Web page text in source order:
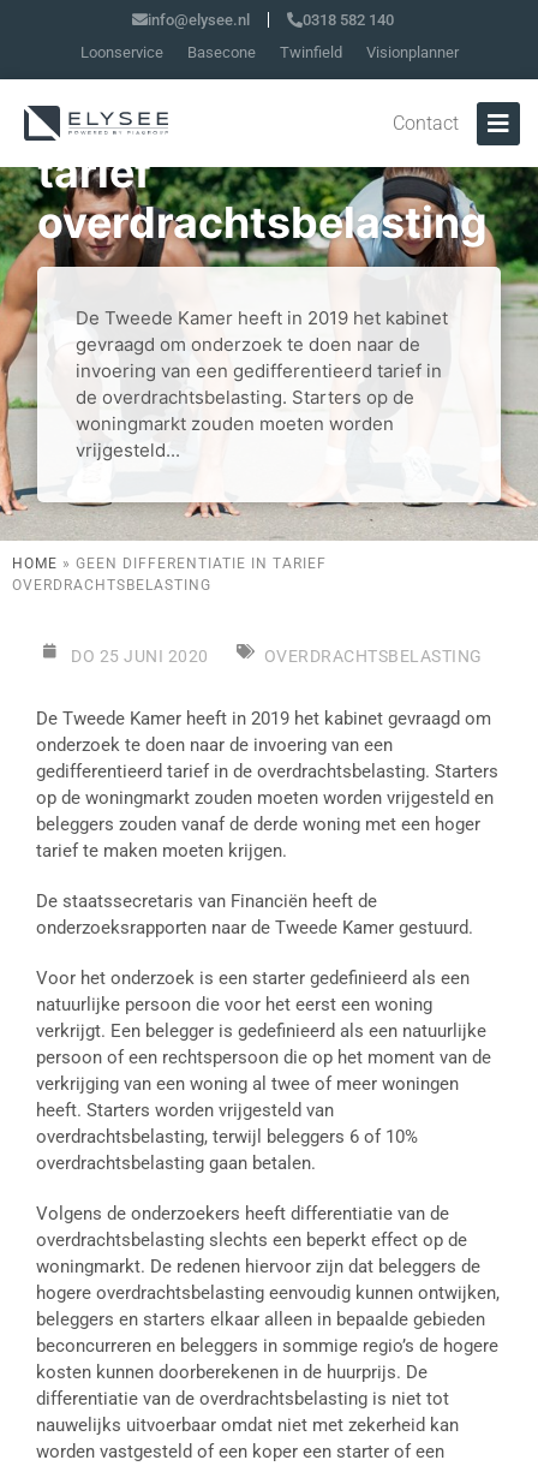
info@elysee.nl
0318 582 140
Loonservice
Basecone Twinfield Visionplanner
Contact
Geen differentiatie in
tarief
overdrachtsbelasting
De Tweede Kamer heeft in 2019 het kabinet
gevraagd om onderzoek te doen naar de
invoering van een gedifferentieerd tarief in
de overdrachtsbelasting. Starters op de
woningmarkt zouden moeten worden
vrijgesteld...
HOME » GEEN DIFFERENTIATIE IN TARIEF
OVERDRACHTSBELASTING
DO 25 JUNI 2020 OVERDRACHTSBELASTING
De Tweede Kamer heeft in 2019 het kabinet gevraagd om
onderzoek te doen naar de invoering van een
gedifferentieerd tarief in de overdrachtsbelasting. Starters
op de woningmarkt zouden moeten worden vrijgesteld en
beleggers zouden vanaf de derde woning met een hoger
tarief te maken moeten krijgen.
De staatssecretaris van Financiën heeft de
onderzoeksrapporten naar de Tweede Kamer gestuurd.
Voor het onderzoek is een starter gedefinieerd als een
natuurlijke persoon die voor het eerst een woning
verkrijgt. Een belegger is gedefinieerd als een natuurlijke
persoon of een rechtspersoon die op het moment van de
verkrijging van een woning al twee of meer woningen
heeft. Starters worden vrijgesteld van
overdrachtsbelasting, terwijl beleggers 6 of 10%
overdrachtsbelasting gaan betalen.
Volgens de onderzoekers heeft differentiatie van de
overdrachtsbelasting slechts een beperkt effect op de
woningmarkt. De redenen hiervoor zijn dat beleggers de
hogere overdrachtsbelasting eenvoudig kunnen ontwijken,
beleggers en starters elkaar alleen in bepaalde gebieden
beconcurreren en beleggers in sommige regio’s de hogere
kosten kunnen doorberekenen in de huurprijs. De
differentiatie van de overdrachtsbelasting is niet tot
nauwelijks uitvoerbaar omdat niet met zekerheid kan
worden vastgesteld of een koper een starter of een